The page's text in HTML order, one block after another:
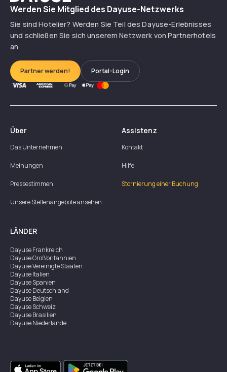
Werden Sie Mitglied des Dayuse-Netzwerks
Sie sind Hotelier? Werden Sie Teil des Dayuse-Erlebnisses
und schließen Sie sich unserem Netzwerk von Partnerhotels
an
Partner werden! Portal-Login
Über
Das Unternehmen
Meinungen
Pressestimmen
Unsere Stellenangebote ansehen
Assistenz
Kontakt
Hilfe
Stornierung einer Buchung
LÄNDER
DayuseFrankreich
DayuseGroßbritannien
DayuseVereinigte Staaten
DayuseItalien
DayuseSpanien
DayuseDeutschland
DayuseBelgien
DayuseSchweiz
DayuseBrasilien
DayuseNiederlande
DayuseSingapur